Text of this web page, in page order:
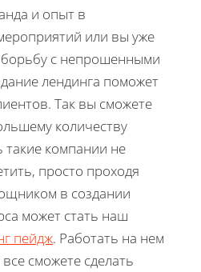
и опыт в
или вы уже
борьбу с непрошенными
лендинга поможет
Так вы сможете
количеству
компании не
просто проходя
в создании
может стать наш
пейдж. Работать на нем
сможете сделать